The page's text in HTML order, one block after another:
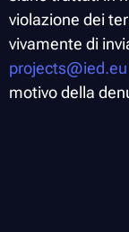
violazione dei
vivamente di
projects@ied.eu
motivo della